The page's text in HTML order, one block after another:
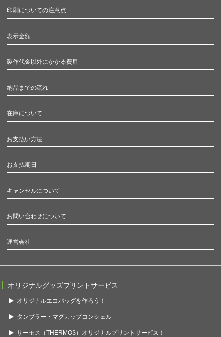
印刷についての注意点
表示金額
製作代金以外にかかる費用
納品までの流れ
在庫について
お支払い方法
お支払期日
キャンセルについて
お問い合わせについて
運営会社
オリジナルグッズプリントサービス
オリジナルエコバッグを作ろう！
タンブラー・マグカップコンシェル
サーモス（THERMOS）オリジナルプリントサービス！